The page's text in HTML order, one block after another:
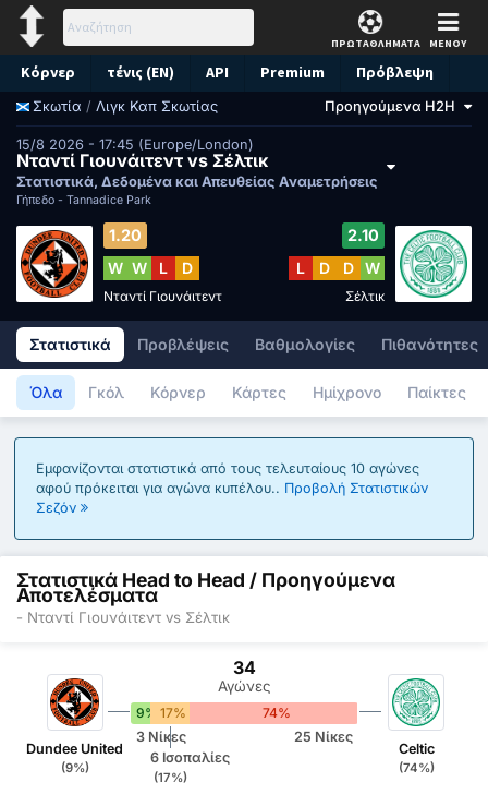
ΠΡΩΤΑΘΛΗΜΑΤΑ ΜΕΝΟΥ
Κόρνερ τένις (EN) API Premium Πρόβλεψη
Σκωτία / Λιγκ Καπ Σκωτίας Προηγούμενα H2H
15/8 2026 - 17:45 (Europe/London)
Νταντί Γιουνάιτεντ vs Σέλτικ
Στατιστικά, Δεδομένα και Απευθείας Αναμετρήσεις
Γήπεδο - Tannadice Park
1.20
W W L D
Νταντί Γιουνάιτεντ
2.10
L
D D W
Σέλτικ
Στατιστικά Προβλέψεις Βαθμολογίες Πιθανότητες
Όλα Γκόλ Κόρνερ Κάρτες Ημίχρονο Παίκτες
Εμφανίζονται στατιστικά από τους τελευταίους 10 αγώνες
αφού πρόκειται για αγώνα κυπέλου.. Προβολή Στατιστικών
Σεζόν
Στατιστικά Head to Head / Προηγούμενα
Αποτελέσματα
- Νταντί Γιουνάιτεντ vs Σέλτικ
Dundee United
(9%)
34
Αγώνες
9% 17%
74%
3 Νίκες
6 Ισοπαλίες
(17%)
25 Νίκες
Celtic
(74%)